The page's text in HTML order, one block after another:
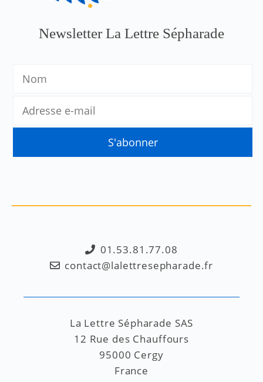
Newsletter La Lettre Sépharade
01.53.81.77.08
contact@lalettresepharade.fr
La Lettre Sépharade SAS
12 Rue des Chauffours
95000 Cergy
France